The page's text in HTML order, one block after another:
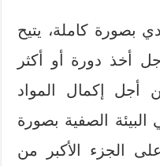
بصورة كاملة، يتيح
أخذ دورة أو أكثر
أجل إكمال المواد
البيئة الصفية بصورة
الجزء الأكبر من